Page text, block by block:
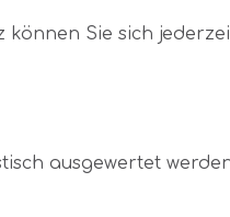
Sie sich
ausgewertet